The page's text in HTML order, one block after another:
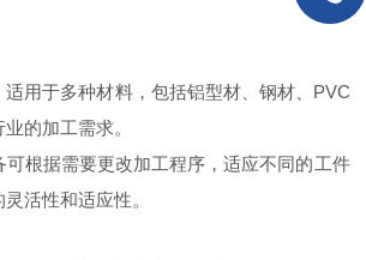
于多种材料，包括铝型材、钢材、PVC
的加工需求。
根据需要更改加工程序，适应不同的工件
活性和适应性。